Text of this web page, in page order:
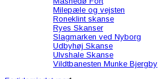
Milepæle og vejsten
Roneklint skanse
Ryes Skanser
Slagmarken ved Nyborg
Udbyhøj Skanse
Ulvshale Skanse
Vildtbanesten Munke Bjergby